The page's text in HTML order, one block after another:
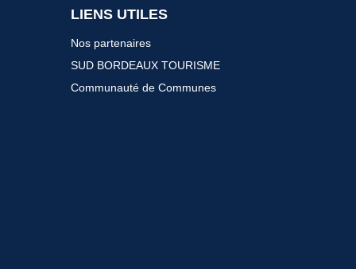
LIENS UTILES
Nos partenaires
SUD BORDEAUX TOURISME
Communauté de Communes